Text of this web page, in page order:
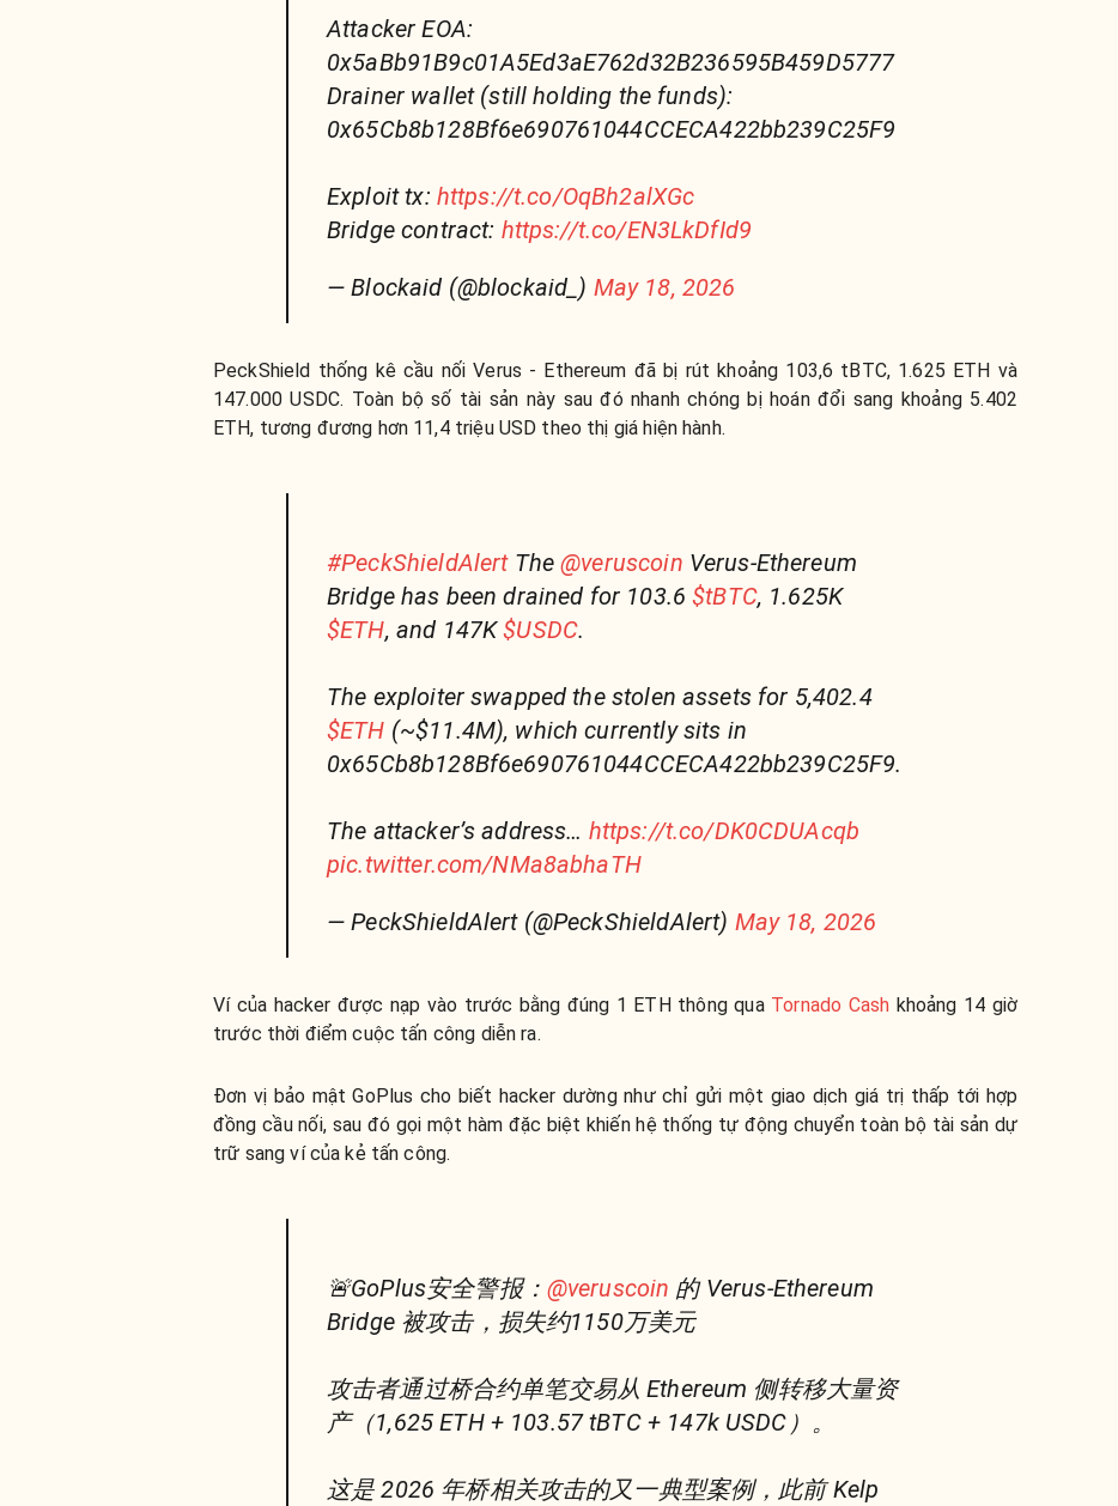
Attacker EOA:
0x5aBb91B9c01A5Ed3aE762d32B236595B459D5777
Drainer wallet (still holding the funds):
0x65Cb8b128Bf6e690761044CCECA422bb239C25F9
Exploit tx: https://t.co/OqBh2alXGc
Bridge contract: https://t.co/EN3LkDfId9
— Blockaid (@blockaid_) May 18, 2026
PeckShield thống kê cầu nối Verus - Ethereum đã bị rút khoảng 103,6 tBTC, 1.625 ETH và
147.000 USDC. Toàn bộ số tài sản này sau đó nhanh chóng bị hoán đổi sang khoảng 5.402
ETH, tương đương hơn 11,4 triệu USD theo thị giá hiện hành.
#PeckShieldAlertThe@veruscoin Verus-Ethereum
Bridge has been drained for 103.6$tBTC, 1.625K
$ETH, and 147K$USDC.
The exploiter swapped the stolen assets for 5,402.4
$ETH (~$11.4M), which currently sits in
0x65Cb8b128Bf6e690761044CCECA422bb239C25F9.
The attacker’s address… https://t.co/DK0CDUAcqb
pic.twitter.com/NMa8abhaTH
— PeckShieldAlert (@PeckShieldAlert) May 18, 2026
Ví của hacker được nạp vào trước bằng đúng 1 ETH thông qua Tornado Cash khoảng 14 giờ
trước thời điểm cuộc tấn công diễn ra.
Đơn vị bảo mật GoPlus cho biết hacker dường như chỉ gửi một giao dịch giá trị thấp tới hợp
đồng cầu nối, sau đó gọi một hàm đặc biệt khiến hệ thống tự động chuyển toàn bộ tài sản dự
trữ sang ví của kẻ tấn công.
🚨GoPlus安全警报： @veruscoin 的 Verus-Ethereum
Bridge 被攻击，损失约1150万美元
攻击者通过桥合约单笔交易从 Ethereum 侧转移大量资
产（1,625 ETH + 103.57 tBTC + 147k USDC）。
这是 2026 年桥相关攻击的又一典型案例，此前 Kelp